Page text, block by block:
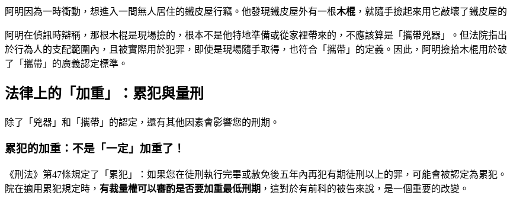
阿明因為一時衝動，想進入一間無人居住的鐵皮屋行竊。他發現鐵皮屋外有一根木棍 ，就隨手撿起來用它敲壞了鐵皮屋
阿明在偵訊時辯稱，那根木棍是現場撿的，根本不是他特地準備或從家裡帶來的，不應該算是「攜帶兇器」。但法院指
於行為人的支配範圍內，且被實際用於犯罪，即使是現場隨手取得，也符合「攜帶」的定義。因此，阿明撿拾木棍用於
了「攜帶」的廣義認定標準。
法律上的「加重」：累犯與量刑
除了「兇器」和「攜帶」的認定，還有其他因素會影響您的刑期。
累犯的加重：不是「一定」加重了！
《刑法》第47條規定了「累犯」：如果您在徒刑執行完畢或赦免後五年內再犯有期徒刑以上的罪，可能會被認定為累犯
院在適用累犯規定時， 有裁量權可以審酌是否要加重最低刑期 ，這對於有前科的被告來說，是一個重要的改變。